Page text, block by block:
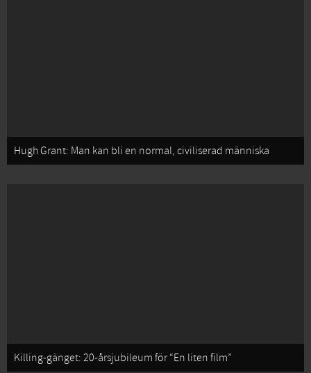
Hugh Grant: Man kan bli en normal, civiliserad människa
Killing-gänget: 20-årsjubileum för “En liten film”